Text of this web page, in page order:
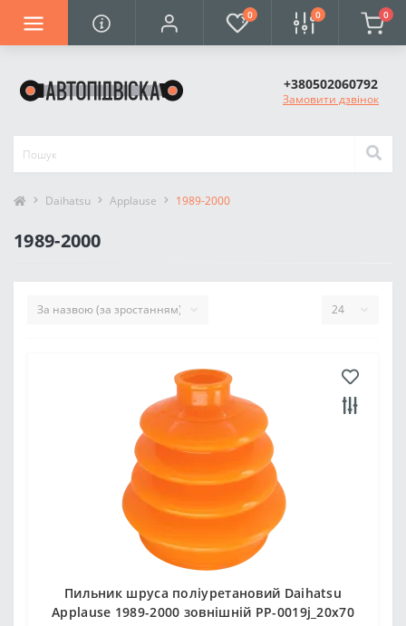
0 0 0
+380502060792
Замовити дзвінок
Daihatsu Applause 1989-2000
1989-2000
Пильник шруса поліуретановий Daihatsu
Applause 1989-2000 зовнішній PP-0019j_20x70